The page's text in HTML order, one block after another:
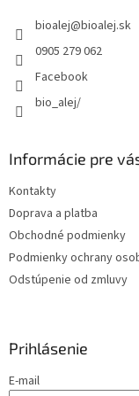
bioalej@bioalej.sk
0905 279 062
Facebook
bio_alej/
Informácie pre
Kontakty
Doprava a platba
Obchodné podmienky
Podmienky ochrany
Odstúpenie od zmluvy
Prihlásenie
E-mail